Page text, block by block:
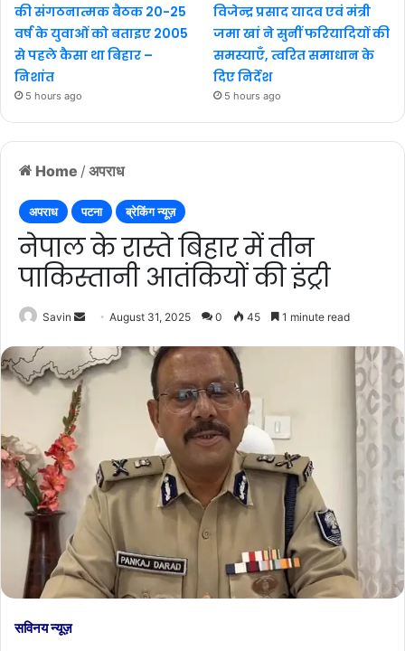
Home / अपराध
अपराध पटना ब्रेकिंग न्यूज़
नेपाल के रास्ते बिहार में तीन
पाकिस्तानी आतंकियों की इंट्री
Savin
Send
email
August 31, 2025 0 45 1 minute read
सविनय न्यूज़
की संगठनात्मक बैठक 20-25
वर्ष के युवाओं को बताइए 2005
से पहले कैसा था बिहार –
निशांत
5 hours ago
विजेन्द्र प्रसाद यादव एवं मंत्री
जमा खां ने सुनीं फरियादियों की
समस्याएँ, त्वरित समाधान के
दिए निर्देश
5 hours ago